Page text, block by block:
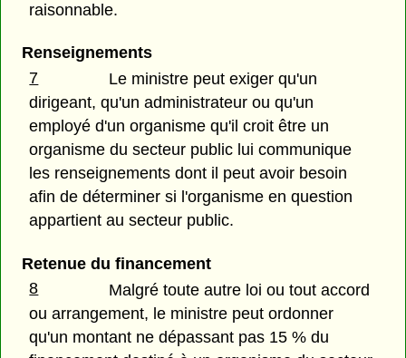
raisonnable.
Renseignements
7
Le ministre peut exiger qu'un
dirigeant, qu'un administrateur ou qu'un
employé d'un organisme qu'il croit être un
organisme du secteur public lui communique
les renseignements dont il peut avoir besoin
afin de déterminer si l'organisme en question
appartient au secteur public.
Retenue du financement
8
Malgré toute autre loi ou tout accord
ou arrangement, le ministre peut ordonner
qu'un montant ne dépassant pas 15 % du